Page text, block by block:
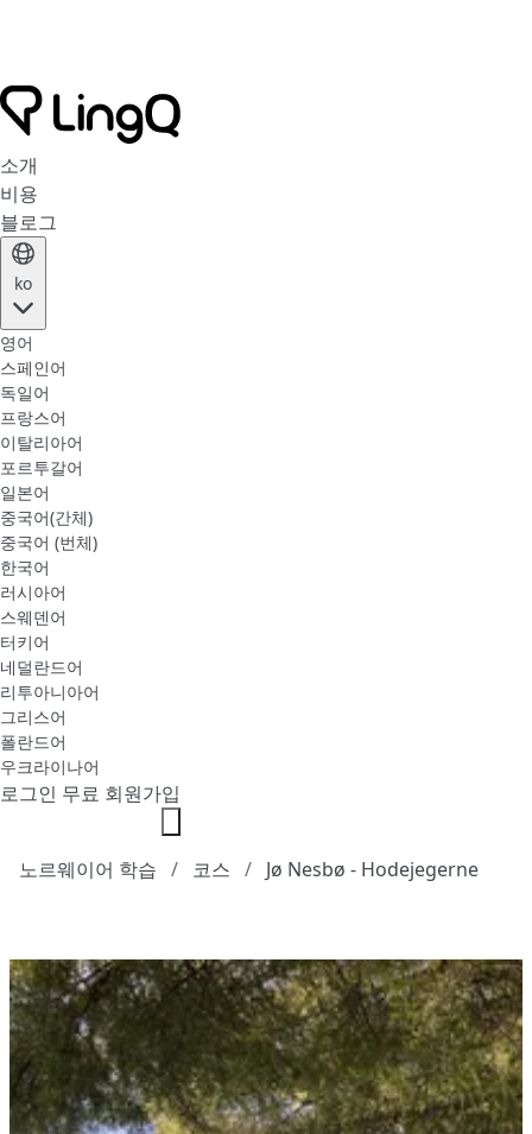
소개
비용
블로그
ko
영어
스페인어
독일어
프랑스어
이탈리아어
포르투갈어
일본어
중국어(간체)
중국어 (번체)
한국어
러시아어
스웨덴어
터키어
네덜란드어
리투아니아어
그리스어
폴란드어
우크라이나어
로그인 무료 회원가입
노르웨이어 학습 코스 Jø Nesbø - Hodejegerne